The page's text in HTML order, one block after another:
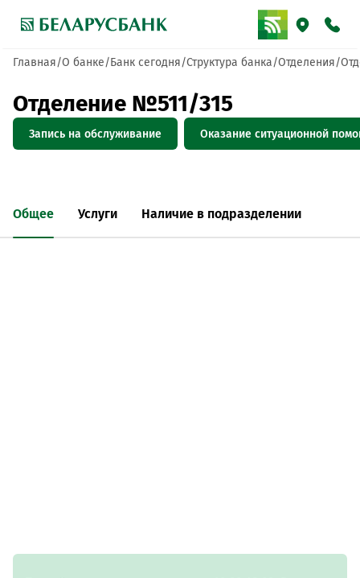
Главная О банке Банк сегодня Структура банка Отделения
Отделение №511/315
Запись на обслуживание Оказание ситуационной
Общее Услуги Наличие в подразделении